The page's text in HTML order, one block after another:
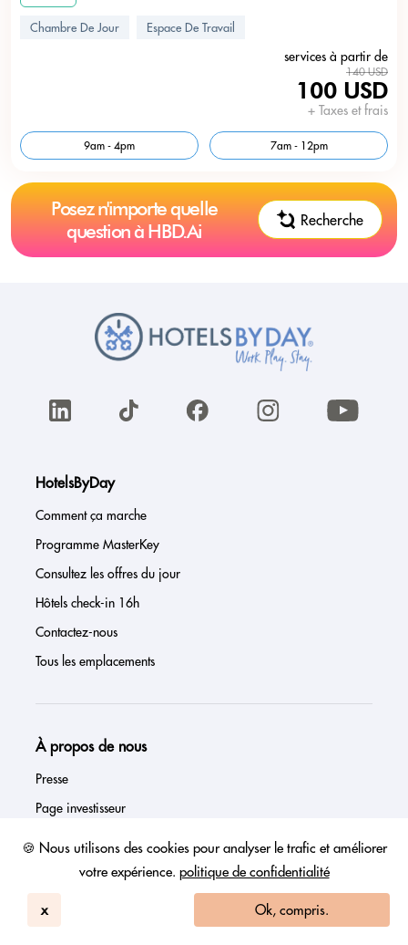
🍪 Nous utilisons des cookies pour analyser le trafic et améliorer
votre expérience. politique de confidentialité
x Ok, compris.
Chambre De Jour Espace De Travail
services à partir de
140 USD
100 USD
+ Taxes et frais
9am - 4pm 7am - 12pm
Posez n'importe quelle
question à HBD.Ai
Recherche
HotelsByDay
Comment ça marche
Programme MasterKey
Consultez les offres du jour
Hôtels check-in 16h
Contactez-nous
Tous les emplacements
À propos de nous
Presse
Page investisseur
Avis
Blog
Signez mon hôtel